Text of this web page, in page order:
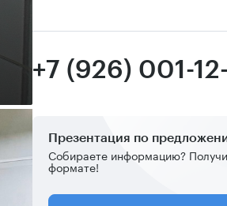
+7 (926) 001-
Презентация по
Собираете информацию?
формате!